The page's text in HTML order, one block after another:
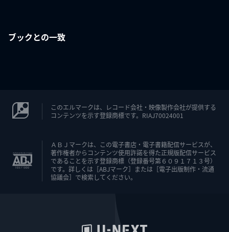
ブックとの一致
このエルマークは、レコード会社・映像製作会社が提供する
コンテンツを示す登録商標です。RIAJ70024001
ＡＢＪマークは、この電子書店・電子書籍配信サービスが、
著作権者からコンテンツ使用許諾を得た正規版配信サービス
であることを示す登録商標（登録番号第６０９１７１３号）
です。詳しくは［ABJマーク］または［電子出版制作・流通
協議会］で検索してください。